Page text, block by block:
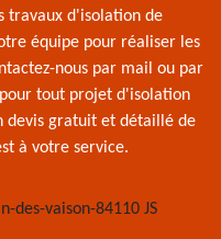
travaux d'isolation de
équipe pour réaliser les
nous par mail ou par
tout projet d'isolation
devis gratuit et détaillé de
à votre service.